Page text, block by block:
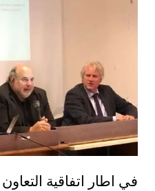
في اطار اتفاقية